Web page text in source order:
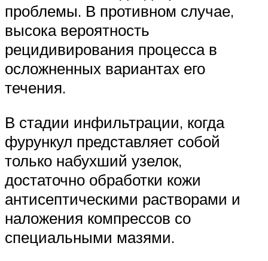
проблемы. В противном случае,
высока вероятность
рецидивирования процесса в
осложненных вариантах его
течения.
В стадии инфильтрации, когда
фурункул представляет собой
только набухший узелок,
достаточно обработки кожи
антисептическими растворами и
наложения компрессов со
специальными мазями.